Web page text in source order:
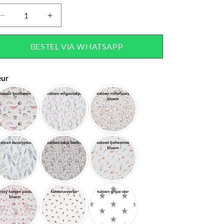
Aantal
Maanmuziekdoosje!
Aantal
voor
Maanmuziekdoosje!
BESTEL VIA WHATSAPP